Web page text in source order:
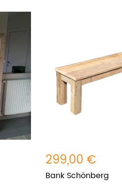
299,00 €
Bank Schönberg